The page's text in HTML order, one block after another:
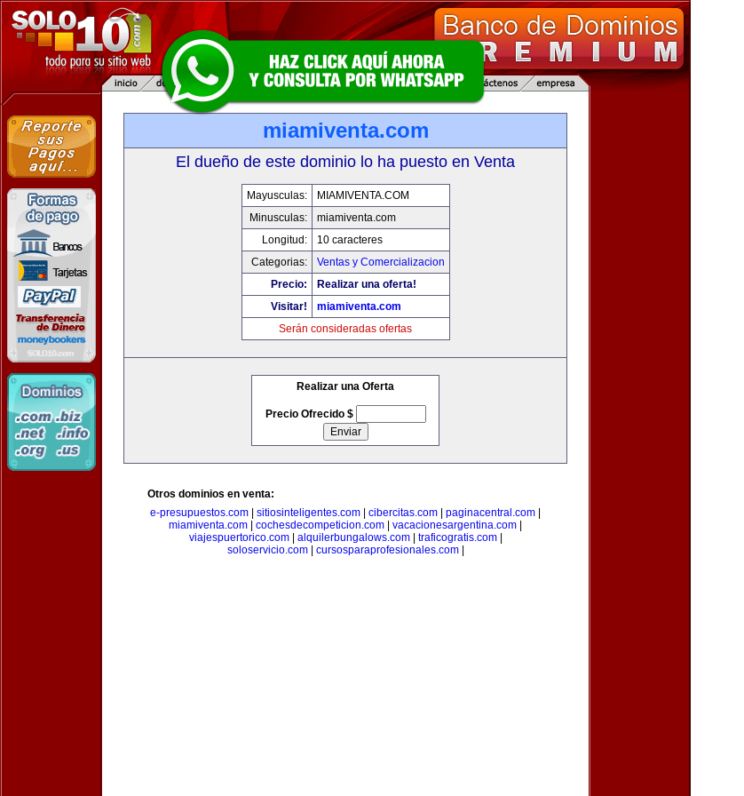
miamiventa.com
El dueño de este dominio lo ha puesto en Venta
Mayusculas:
MIAMIVENTA.COM
Minusculas:
miamiventa.com
Longitud:
10 caracteres
Categorias:
Ventas y Comercializacion
Precio:
Realizar una oferta!
Visitar!
miamiventa.com
Serán consideradas ofertas
Realizar una Oferta
Precio Ofrecido $
Otros dominios en venta:
e-presupuestos.com
sitiosinteligentes.com cibercitas.com paginacentral.com
miamiventa.com
cochesdecompeticion.com vacacionesargentina.com
viajespuertorico.com| alquilerbungalows.com| traficogratis.com|
soloservicio.com| cursosparaprofesionales.com|